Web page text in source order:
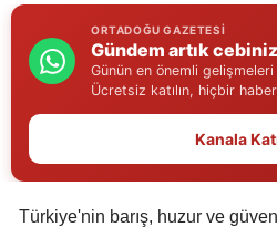
Elazığ
ORTADOĞU GAZETESI
Gündem artık
Günün en önemli
Ücretsiz katılın, hiçbir
Kanala
Türkiye'nin barış, huzur ve